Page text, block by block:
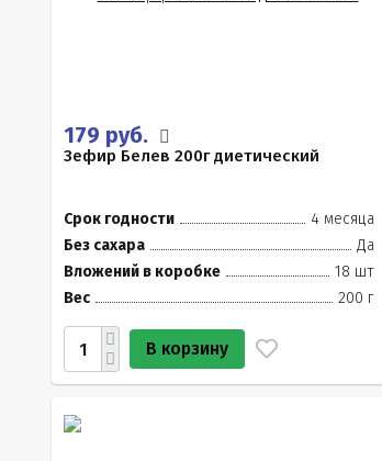
179 руб.
Зефир Белев 200г диетический
Срок годности
4 месяца
Без сахара
Да
Вложений в коробке
18 шт
Вес
200 г
В корзину